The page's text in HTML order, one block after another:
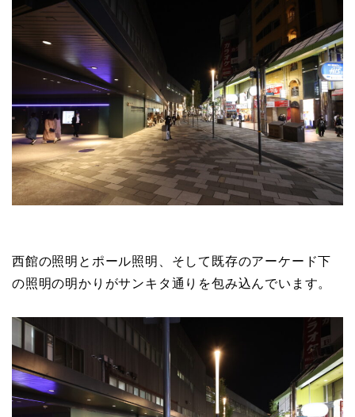
西館の照明とポール照明、そして既存のアーケード下
の照明の明かりがサンキタ通りを包み込んでいます。